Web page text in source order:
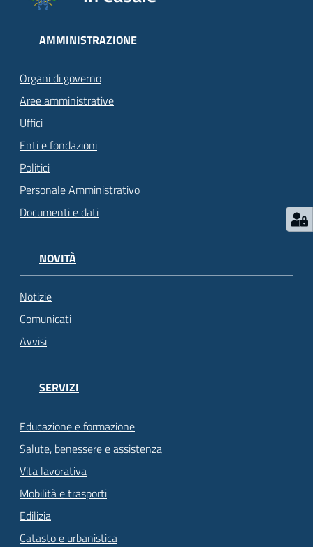
AMMINISTRAZIONE
Organi di governo
Aree amministrative
Uffici
Enti e fondazioni
Politici
Personale Amministrativo
Documenti e dati
NOVITÀ
Notizie
Comunicati
Avvisi
SERVIZI
Educazione e formazione
Salute, benessere e assistenza
Vita lavorativa
Mobilità e trasporti
Edilizia
Catasto e urbanistica